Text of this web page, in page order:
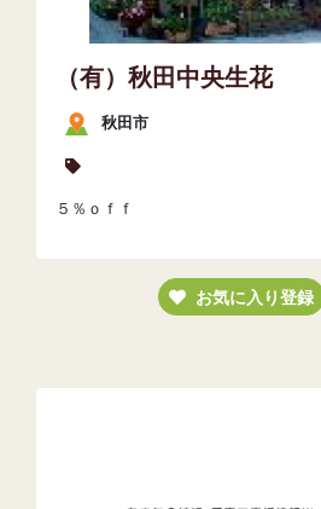
（有）秋田中央生花
秋田市
５％ｏｆｆ
お気に入り登録